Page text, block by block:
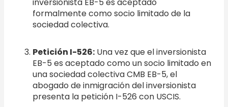
formalmente como socio limitado de la
sociedad colectiva.
Petición I-526: Una vez que el inversionista
EB-5 es aceptado como un socio limitado en
una sociedad colectiva CMB EB-5, el
abogado de inmigración del inversionista
presenta la petición I-526 con USCIS.